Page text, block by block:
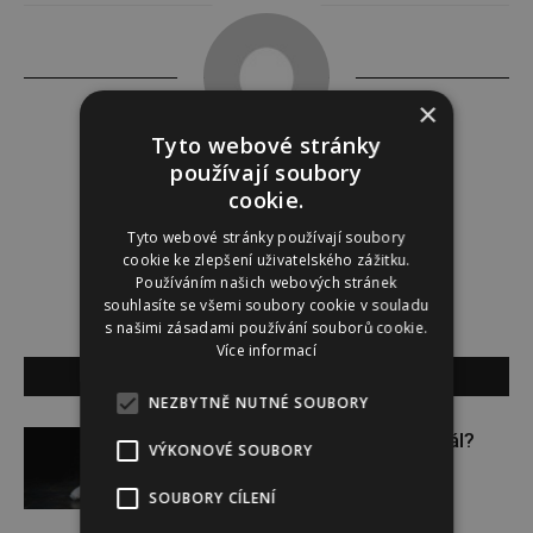
Redakce
Redakce magazínu Instinkt.
Budou se vraždit malé děti dál?
×
Tyto webové stránky
používají soubory
cookie.
Tyto webové stránky používají soubory
cookie ke zlepšení uživatelského zážitku.
Používáním našich webových stránek
souhlasíte se všemi soubory cookie v souladu
s našimi zásadami používání souborů cookie.
Více informací
NEZBYTNĚ NUTNÉ SOUBORY
VÝKONOVÉ SOUBORY
SOUBORY CÍLENÍ